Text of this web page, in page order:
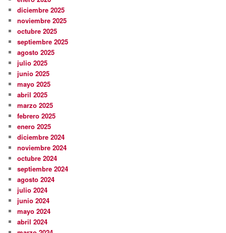
diciembre 2025
noviembre 2025
octubre 2025
septiembre 2025
agosto 2025
julio 2025
junio 2025
mayo 2025
abril 2025
marzo 2025
febrero 2025
enero 2025
diciembre 2024
noviembre 2024
octubre 2024
septiembre 2024
agosto 2024
julio 2024
junio 2024
mayo 2024
abril 2024